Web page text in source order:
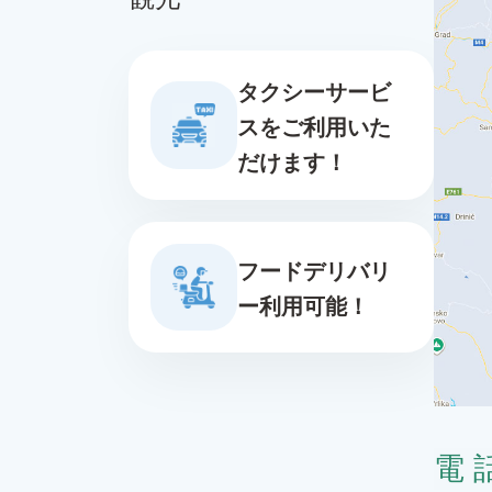
タクシーサービ
スをご利用いた
だけます！
フードデリバリ
ー利用可能！
電